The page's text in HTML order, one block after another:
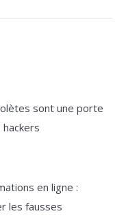
sont une porte
en ligne :
les fausses